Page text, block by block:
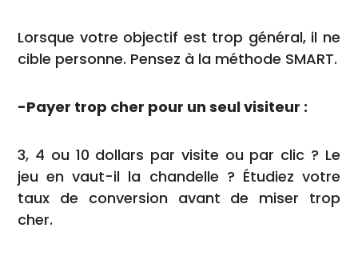
Lorsque votre objectif est trop général, il ne
cible personne. Pensez à la méthode SMART.
-Payer trop cher pour un seul visiteur :
3, 4 ou 10 dollars par visite ou par clic ? Le
jeu en vaut-il la chandelle ? Étudiez votre
taux de conversion avant de miser trop
cher.